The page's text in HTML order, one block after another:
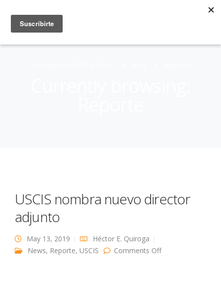
USCIS nombra nuevo director
adjunto
May 13, 2019
Héctor E. Quiroga
News, Reporte, USCIS Comments Offon USCIS nombra